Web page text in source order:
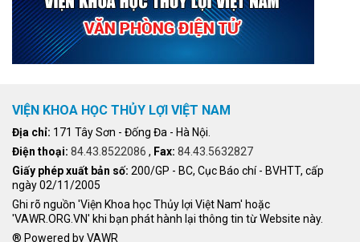
VIỆN KHOA HỌC THỦY LỢI VIỆT NAM
Địa chỉ: 171 Tây Sơn - Đống Đa - Hà Nội.
Điện thoại: 84.43.8522086 , Fax: 84.43.5632827
Giấy phép xuất bản số: 200/GP - BC, Cục Báo chí - BVHTT, cấp
ngày 02/11/2005
Ghi rõ nguồn 'Viện Khoa học Thủy lợi Việt Nam' hoặc
'VAWR.ORG.VN' khi bạn phát hành lại thông tin từ Website này.
® Powered by VAWR